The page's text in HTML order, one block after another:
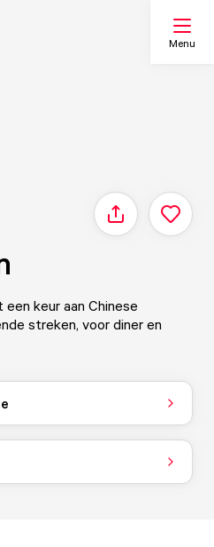
Menu
Kaart
Delen
keur aan Chinese
streken, voor diner en